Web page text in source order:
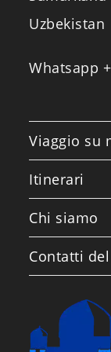
Uzbekistan
Whatsapp
Viaggio su
Itinerari
Chi siamo
Contatti